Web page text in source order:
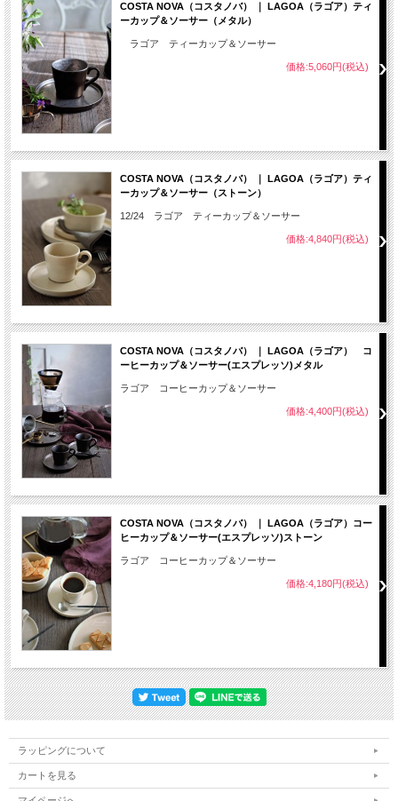
COSTA NOVA（コスタノバ） ｜ LAGOA（ラゴア）ティ
ーカップ＆ソーサー（メタル）
ラゴア ティーカップ＆ソーサー
価格:5,060円(税込)
COSTA NOVA（コスタノバ） ｜ LAGOA（ラゴア）ティ
ーカップ＆ソーサー（ストーン）
12/24 ラゴア ティーカップ＆ソーサー
価格:4,840円(税込)
COSTA NOVA（コスタノバ） ｜ LAGOA（ラゴア） コ
ーヒーカップ＆ソーサー(エスプレッソ)メタル
ラゴア コーヒーカップ＆ソーサー
価格:4,400円(税込)
COSTA NOVA（コスタノバ） ｜ LAGOA（ラゴア）コー
ヒーカップ＆ソーサー(エスプレッソ)ストーン
ラゴア コーヒーカップ＆ソーサー
価格:4,180円(税込)
ラッピングについて
カートを見る